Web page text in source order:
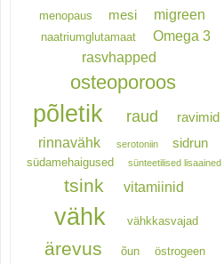
menopaus mesi migreen
naatriumglutamaat
Omega 3
rasvhapped
osteoporoos
põletik raud ravimid
rinnavähk serotoniin sidrun
südamehaigused sünteetilised lisaained
tsink vitamiinid
vähk vähkkasvajad
ärevus õun östrogeen